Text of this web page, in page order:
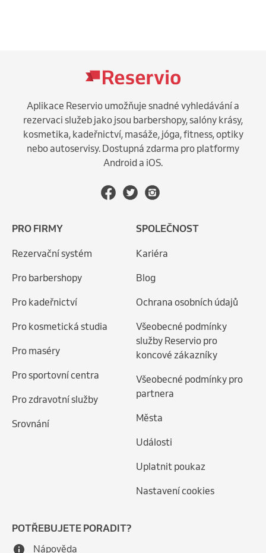
Aplikace Reservio umožňuje snadné vyhledávání a
rezervaci služeb jako jsou barbershopy, salóny krásy,
kosmetika, kadeřnictví, masáže, jóga, fitness, optiky
nebo autoservisy. Dostupná zdarma pro platformy
Android a iOS.
PRO FIRMY
Rezervační systém
Pro barbershopy
Pro kadeřnictví
Pro kosmetická studia
Pro maséry
Pro sportovní centra
Pro zdravotní služby
Srovnání
SPOLEČNOST
Kariéra
Blog
Ochrana osobních údajů
Všeobecné podmínky
služby Reservio pro
koncové zákazníky
Všeobecné podmínky pro
partnera
Města
Události
Uplatnit poukaz
Nastavení cookies
POTŘEBUJETE PORADIT?
Nápověda